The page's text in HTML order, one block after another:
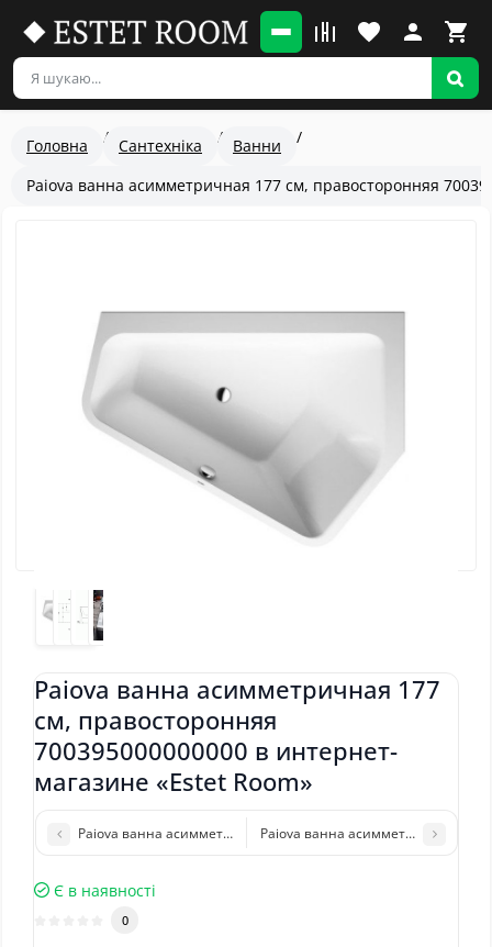
Головна Сантехніка
Ванни
Paiova ванна асимметричная 177 см, правосторонняя
Paiova ванна асимметричная 177
см, правосторонняя
700395000000000 в интернет-
магазине «Estet Room»
Paiova ванна асимметричная 177 см, правосторонняя
Paiova ванна асимметричная 190
Є в наявності
0